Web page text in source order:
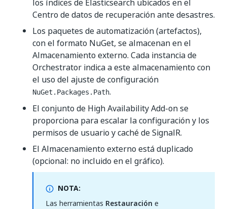
Centro de datos de recuperación ante desastres.
Los paquetes de automatización (artefactos),
con el formato NuGet, se almacenan en el
Almacenamiento externo. Cada instancia de
Orchestrator indica a este almacenamiento con
el uso del ajuste de configuración
NuGet.Packages.Path.
El conjunto de High Availability Add-on se
proporciona para escalar la configuración y los
permisos de usuario y caché de SignalR.
El Almacenamiento externo está duplicado
(opcional: no incluido en el gráfico).
NOTA:
Las herramientas Restauración e